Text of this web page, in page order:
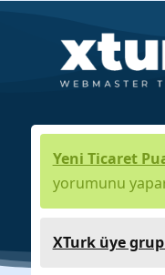
Yeni Ticaret
yorumunu
XTurk üye